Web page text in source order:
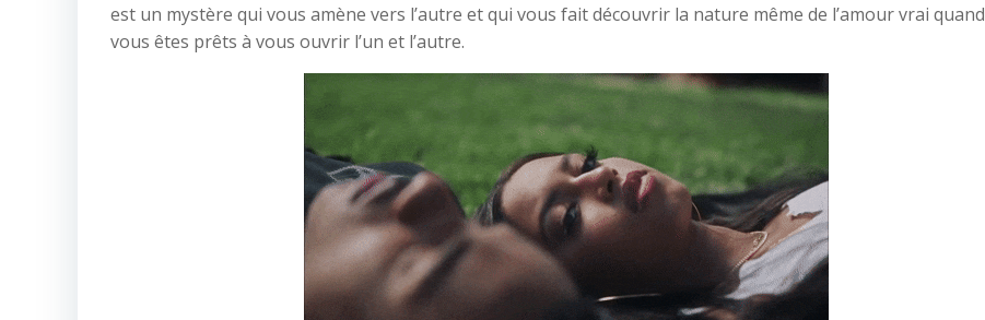
est un mystère qui vous amène vers l’autre et qui vous fait découvrir la nature même de l’amour vrai quand
vous êtes prêts à vous ouvrir l’un et l’autre.